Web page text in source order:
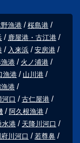
漁港
桜島港
鹿屋港・古江港
入来浜
安房港
港
火ノ浦港
漁港
山川港
港
口
古仁屋港
阿久根漁港
水港
天降川河口
川河口
若尊鼻